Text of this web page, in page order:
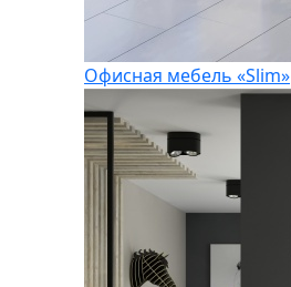
Офисная мебель «Slim»